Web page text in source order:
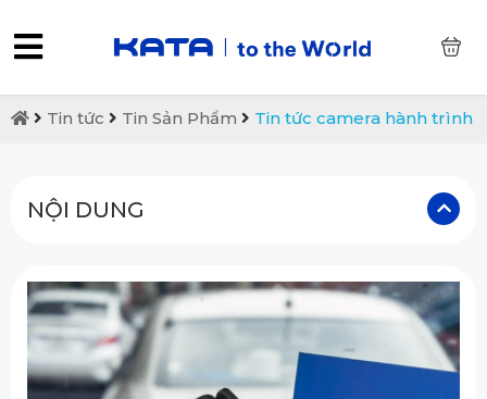
Tin tức Tin Sản Phẩm Tin tức camera hành trình
NỘI DUNG